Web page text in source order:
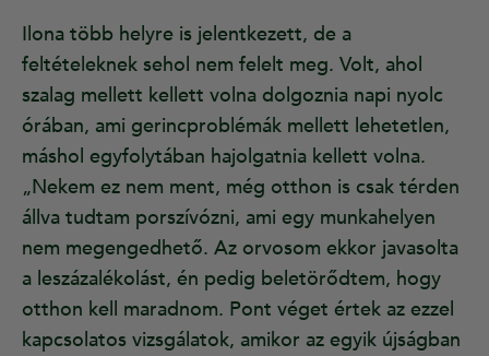
Ilona több helyre is jelentkezett, de a
feltételeknek sehol nem felelt meg. Volt, ahol
szalag mellett kellett volna dolgoznia napi nyolc
órában, ami gerincproblémák mellett lehetetlen,
máshol egyfolytában hajolgatnia kellett volna.
„Nekem ez nem ment, még otthon is csak térden
állva tudtam porszívózni, ami egy munkahelyen
nem megengedhető. Az orvosom ekkor javasolta
a leszázalékolást, én pedig beletörődtem, hogy
otthon kell maradnom. Pont véget értek az ezzel
kapcsolatos vizsgálatok, amikor az egyik újságban